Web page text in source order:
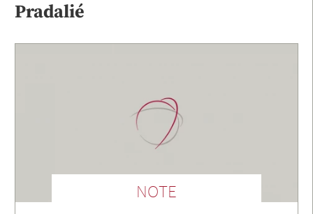
Pradalié
NOTE